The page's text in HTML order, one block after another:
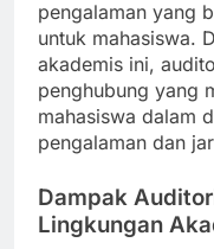
pengalaman yang
untuk mahasiswa.
akademis ini,
penghubung yang
mahasiswa dalam
pengalaman dan
Dampak
Lingkungan